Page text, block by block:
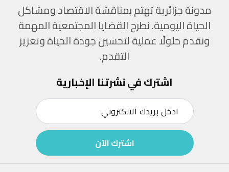
مدونة جزائرية تهتم بمناقشة الاقتصاد ومشاكل
الحياة اليومية. نطرح القضايا المجتمعية المهمة
ونقدم حلولًا عملية لتحسين جودة الحياة وتعزيز
التقدم.
اشترك في نشرتنا الإخبارية
اشترك الآن